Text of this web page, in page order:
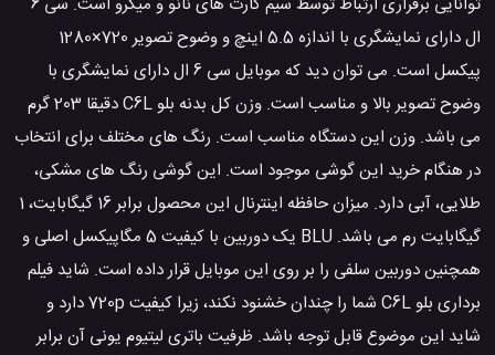
ال دارای نمایشگری با اندازه 5.5 اینچ و وضوح تصویر 720×1280
پیکسل است. می توان دید که موبایل سی 6 ال دارای نمایشگری با
وضوح تصویر بالا و مناسب است. وزن کل بدنه بلو C6L دقیقا 203 گرم
می باشد. وزن این دستگاه مناسب است. رنگ های مختلف برای انتخاب
در هنگام خرید این گوشی موجود است. این گوشی رنگ های مشکی،
طلایی، آبی دارد. میزان حافظه اینترنال این محصول برابر 16 گیگابایت، 1
گیگابایت رم می باشد. BLU یک دوربین با کیفیت 5 مگاپیکسل اصلی و
همچنین دوربین سلفی را بر روی این موبایل قرار داده است. شاید فیلم
برداری بلو C6L شما را چندان خشنود نکند، زیرا کیفیت 720p دارد و
شاید این موضوع قابل توجه باشد. ظرفیت باتری لیتیوم یونی آن برابر